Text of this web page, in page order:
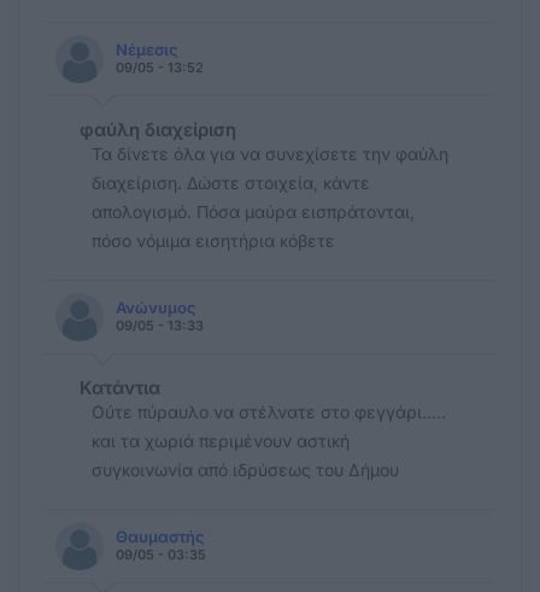
Νέμεσις
09/05 - 13:52
φαύλη διαχείριση
Τα δίνετε όλα για να συνεχίσετε την φαύλη
διαχείριση. Δώστε στοιχεία, κάντε
απολογισμό. Πόσα μαύρα εισπράτονται,
πόσο νόμιμα εισητήρια κόβετε
Ανώνυμος
09/05 - 13:33
Κατάντια
Ούτε πύραυλο να στέλνατε στο φεγγάρι.....
και τα χωριά περιμένουν αστική
συγκοινωνία από ιδρύσεως του Δήμου
Θαυμαστής
09/05 - 03:35